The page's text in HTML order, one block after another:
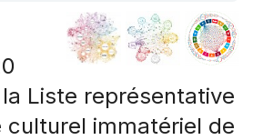
Liste représentative
culturel immatériel de